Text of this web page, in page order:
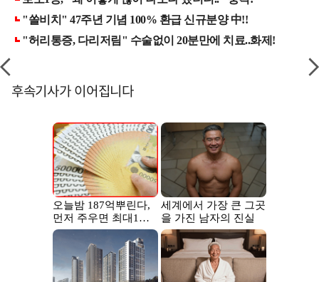
후속기사가 이어집니다